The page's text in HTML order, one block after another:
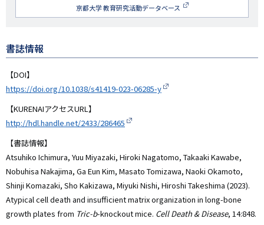
者
京都大学 教育研究活動データベース
書誌情報
【DOI】
https://doi.org/10.1038/s41419-023-06285-y
【KURENAIアクセスURL】
http://hdl.handle.net/2433/286465
【書誌情報】
Atsuhiko Ichimura, Yuu Miyazaki, Hiroki Nagatomo, Takaaki Kawabe,
Nobuhisa Nakajima, Ga Eun Kim, Masato Tomizawa, Naoki Okamoto,
Shinji Komazaki, Sho Kakizawa, Miyuki Nishi, Hiroshi Takeshima (2023).
Atypical cell death and insufficient matrix organization in long-bone
growth plates from Tric-b-knockout mice. Cell Death & Disease, 14:848.